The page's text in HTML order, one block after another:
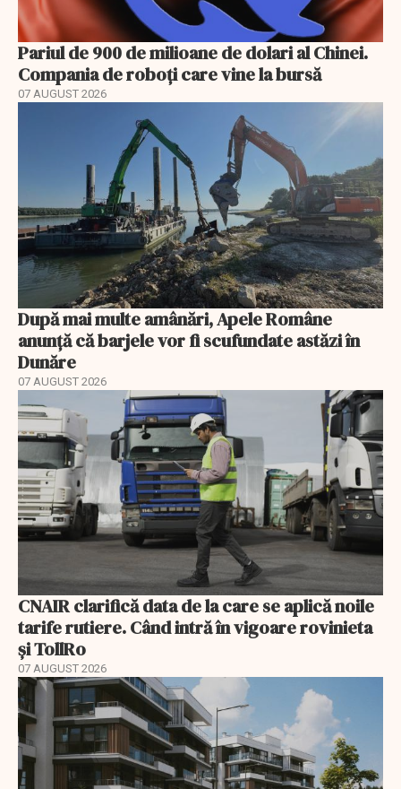
Pariul de 900 de milioane de dolari al Chinei.
Compania de roboți care vine la bursă
07 AUGUST 2026
După mai multe amânări, Apele Române
anunță că barjele vor fi scufundate astăzi în
Dunăre
07 AUGUST 2026
CNAIR clarifică data de la care se aplică noile
tarife rutiere. Când intră în vigoare rovinieta
și TollRo
07 AUGUST 2026